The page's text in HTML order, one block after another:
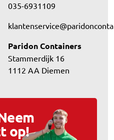
035-6931109
Paridon Containers
Stammerdijk 16
1112 AA Diemen
op!